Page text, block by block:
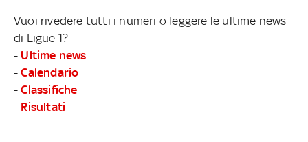
Vuoi rivedere tutti i numeri o leggere le ultime news
di Ligue 1?
- Ultime news
-Calendario
-Classifiche
- Risultati